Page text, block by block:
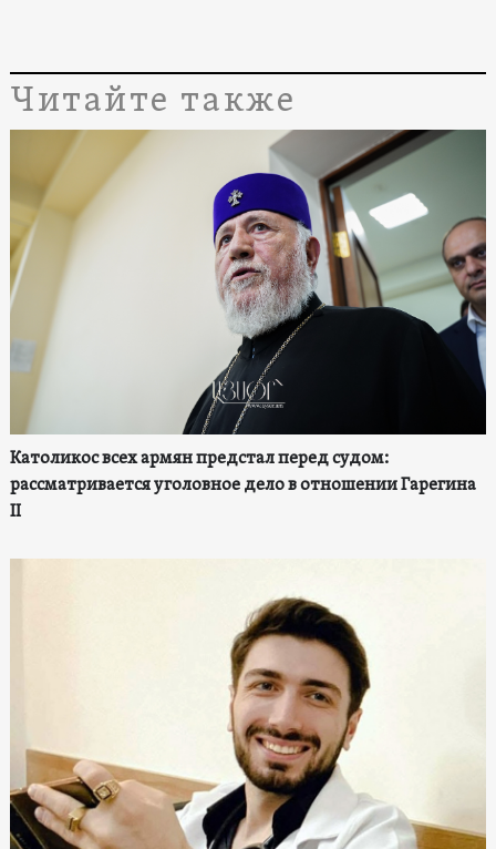
Читайте также
Католикос всех армян предстал перед судом:
рассматривается уголовное дело в отношении Гарегина
II